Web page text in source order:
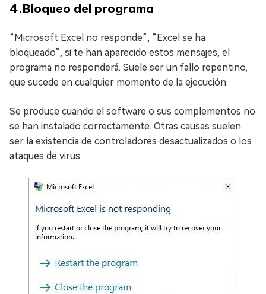
4.Bloqueo del programa
“Microsoft Excel no responde”, “Excel se ha
bloqueado”, si te han aparecido estos mensajes, el
programa no responderá. Suele ser un fallo repentino,
que sucede en cualquier momento de la ejecución.
Se produce cuando el software o sus complementos no
se han instalado correctamente. Otras causas suelen
ser la existencia de controladores desactualizados o los
ataques de virus.